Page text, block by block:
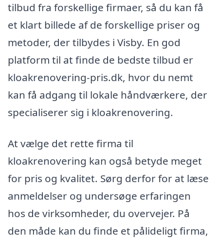
tilbud fra forskellige firmaer, så du kan få
et klart billede af de forskellige priser og
metoder, der tilbydes i Visby. En god
platform til at finde de bedste tilbud er
kloakrenovering-pris.dk, hvor du nemt
kan få adgang til lokale håndværkere, der
specialiserer sig i kloakrenovering.
At vælge det rette firma til
kloakrenovering kan også betyde meget
for pris og kvalitet. Sørg derfor for at læse
anmeldelser og undersøge erfaringen
hos de virksomheder, du overvejer. På
den måde kan du finde et pålideligt firma,